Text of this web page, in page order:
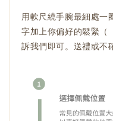
用軟尺繞手腕最細處一
字加上你偏好的鬆緊（
訴我們即可。送禮或不